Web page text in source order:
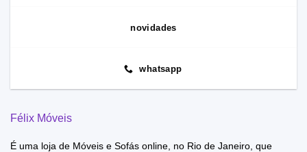
novidades
whatsapp
Félix Móveis
É uma loja de Móveis e Sofás online, no Rio de Janeiro, que